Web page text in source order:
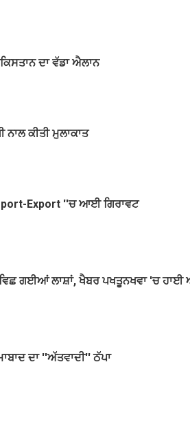
ਦਾ ਵੱਡਾ ਐਲਾਨ
ਕੀਤੀ ਮੁਲਾਕਾਤ
Export ''ਚ ਆਈ ਗਿਰਾਵਟ
ਵਿਛ ਗਈਆਂ ਲਾਸ਼ਾਂ, ਖੈਬਰ ਪਖਤੂਨਖਵਾ 'ਚ
ਦਾ ''ਅੱਤਵਾਦੀ'' ਠੱਪਾ